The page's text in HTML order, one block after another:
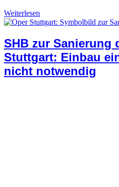
Denkmalschutz + Baukultur,
Weiterlesen
SHB zur Sanierung
Stuttgart: Einbau
nicht notwendig